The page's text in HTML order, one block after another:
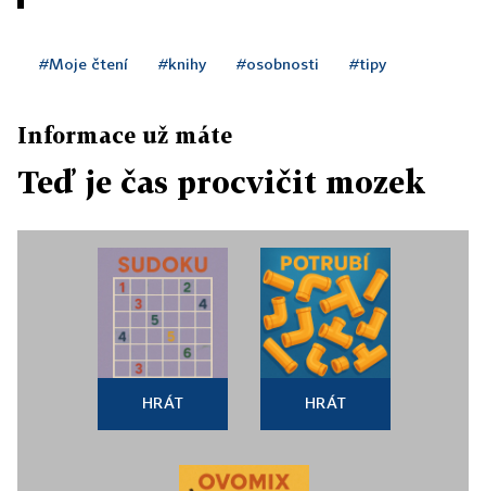
#Moje čtení #knihy #osobnosti #tipy
Informace už máte
Teď je čas procvičit mozek
HRÁT HRÁT